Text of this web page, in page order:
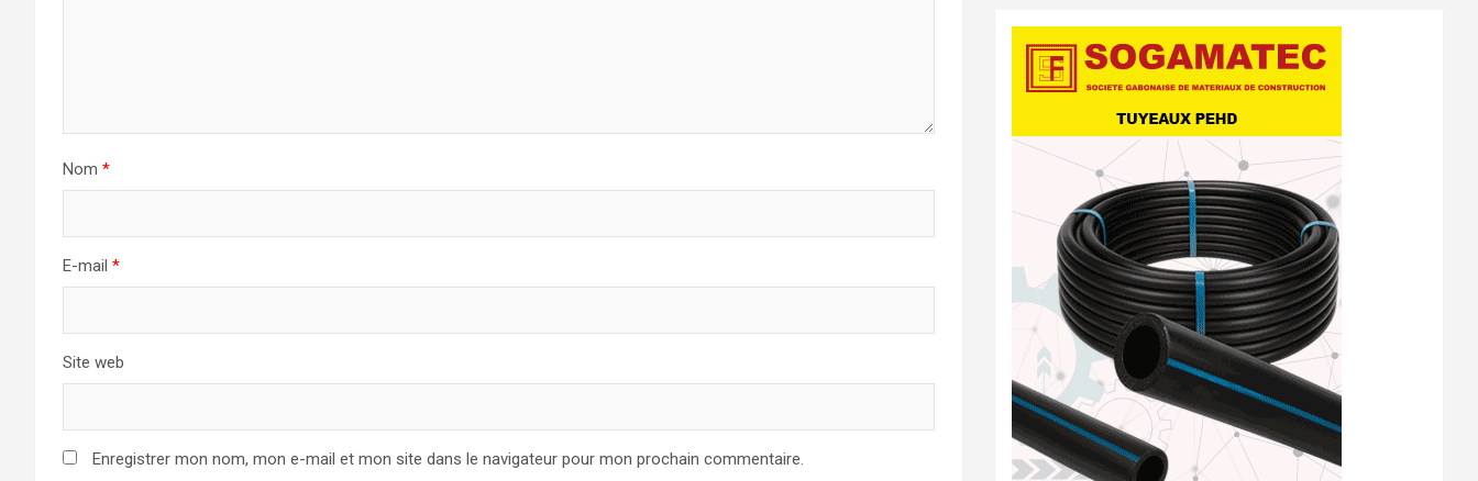
Nom *
E-mail *
Site web
Enregistrer mon nom, mon e-mail et mon site dans le navigateur pour mon prochain commentaire.